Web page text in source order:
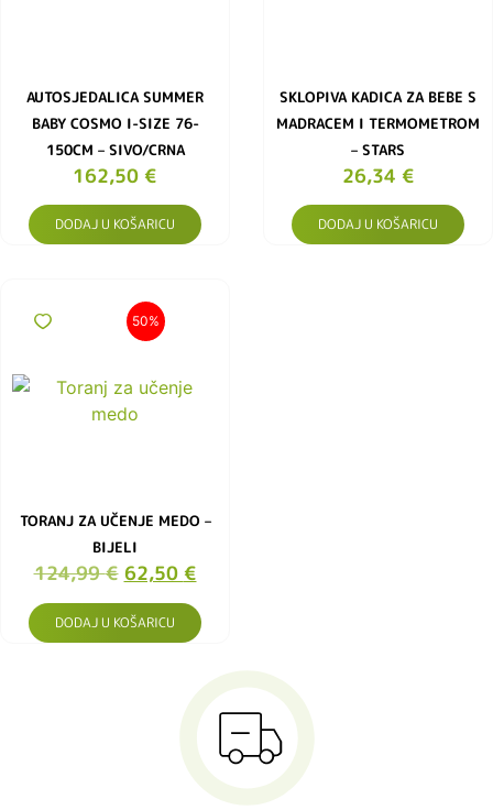
AUTOSJEDALICA SUMMER
BABY COSMO I-SIZE 76-
150CM – SIVO/CRNA
162,50 €
DODAJ U KOŠARICU
SKLOPIVA KADICA ZA BEBE S
MADRACEM I TERMOMETROM
– STARS
26,34 €
DODAJ U KOŠARICU
50%
TORANJ ZA UČENJE MEDO –
BIJELI
124,99€ 62,50 €
DODAJ U KOŠARICU